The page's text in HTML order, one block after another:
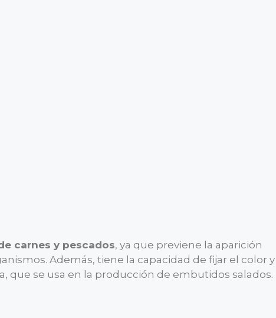
carnes y pescados, ya que previene la aparición
Además, tiene la capacidad de fijar el color y
que se usa en la producción de embutidos salados.